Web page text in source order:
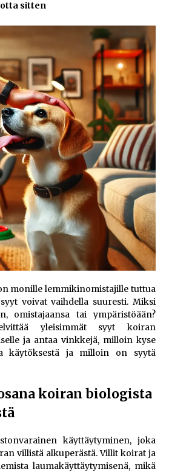
toimittaja ikä – mitä Ylen
sitten
YouTube, TikTok, pelit ja nettikasinot
samaa ilmiötä
sitten
Selin puoliso Simo – pitkä
elämäntyö ja ura
sitten
pikakasinot nopeuttavat kotiutuksia
maksuteknologian avulla
sitten
– rikollisuuden tutkija ja väkivallan
näkyvä ääni
sitten
sitten
kasinoiden mobiilipelialustojen kehitys
sitten
Jan Andersson vaimo – faktat ja
sitten
Anderson ikä, ura ja elämä
sitten
sitten
monille lemmikinomistajille tuttua
voivat vaihdella suuresti. Miksi
omistajaansa tai ympäristöään?
yleisimmät syyt koiran
ja antaa vinkkejä, milloin kyse
käytöksestä ja milloin on syytä
koiran biologista
käyttäytyminen, joka
villistä alkuperästä. Villit koirat ja
laumakäyttäytymisenä, mikä